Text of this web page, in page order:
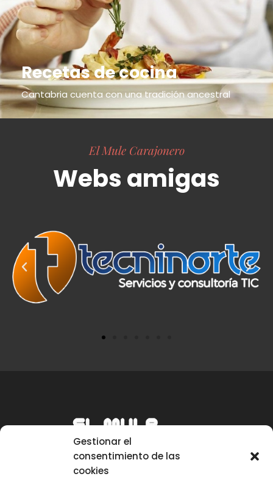
Gestionar el
consentimiento de las
cookies
Recetas de cocina
Cantabria cuenta con una tradición ancestral
El Mule Carajonero
Webs amigas